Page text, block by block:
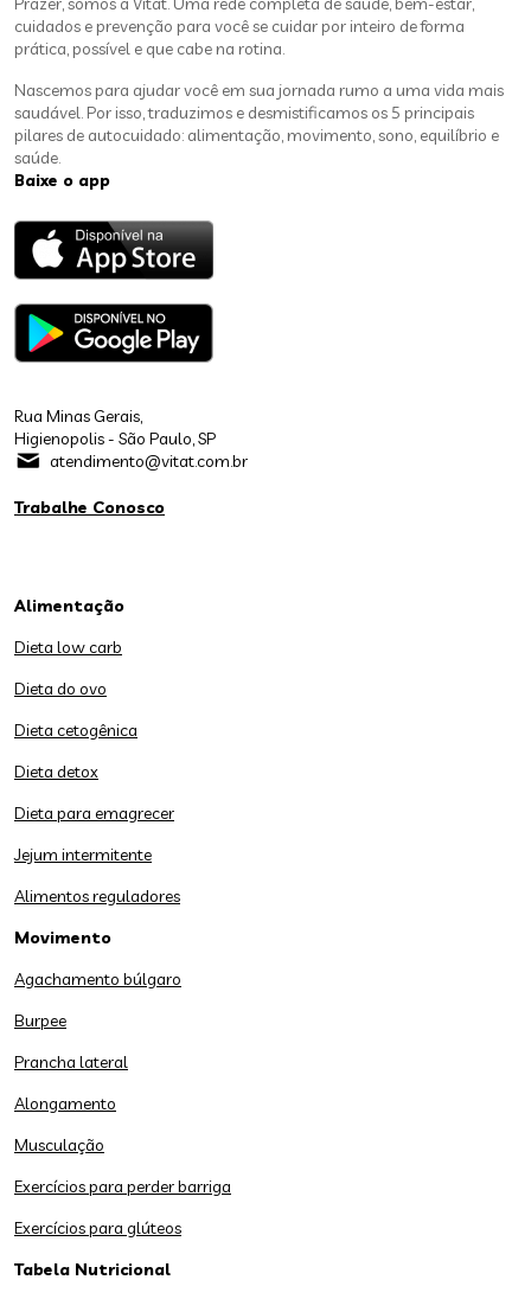
cuidados e prevenção para você se cuidar por inteiro de forma
prática, possível e que cabe na rotina.
Nascemos para ajudar você em sua jornada rumo a uma vida mais
saudável. Por isso, traduzimos e desmistificamos os 5 principais
pilares de autocuidado: alimentação, movimento, sono, equilíbrio e
saúde.
Baixe o app
Rua Minas Gerais,
Higienopolis - São Paulo, SP
atendimento@vitat.com.br
Trabalhe Conosco
Alimentação
Dieta low carb
Dieta do ovo
Dieta cetogênica
Dieta detox
Dieta para emagrecer
Jejum intermitente
Alimentos reguladores
Movimento
Agachamento búlgaro
Burpee
Prancha lateral
Alongamento
Musculação
Exercícios para perder barriga
Exercícios para glúteos
Tabela Nutricional